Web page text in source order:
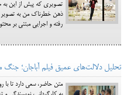
تصویری که پیش از این به
ذهن خطرناک من به تصویر
رفته و اجرایی مبتنی بر
تحلیل دلالت‌های عمیق فیلم آباجان؛ جنگ
متن حاضر، سعی دارد تا با